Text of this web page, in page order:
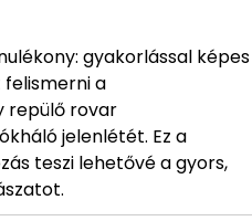
gyakorlással képes
a
repülő rovar
jelenlétét. Ez a
teszi lehetővé a gyors,